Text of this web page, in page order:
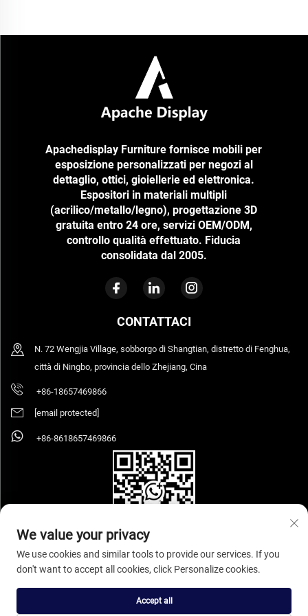
Apachedisplay Furniture fornisce mobili per
esposizione personalizzati per negozi al
dettaglio, ottici, gioiellerie ed elettronica.
Espositori in materiali multipli
(acrilico/metallo/legno), progettazione 3D
gratuita entro 24 ore, servizi OEM/ODM,
controllo qualità effettuato. Fiducia
consolidata dal 2005.
CONTATTACI
N. 72 Wengjia Village, sobborgo di Shangtian, distretto di Fenghua,
città di Ningbo, provincia dello Zhejiang, Cina
+86-18657469866
[email protected]
+86-8618657469866
Copyright © 2026 Ningbo Sihooz Furniture Industry And Trade Co., Ltd. Tutti i
diritti riservati. Informativa sulla privacy
We value your privacy
We use cookies and similar tools to provide our services. If you
don't want to accept all cookies, click Personalize cookies.
Accept all